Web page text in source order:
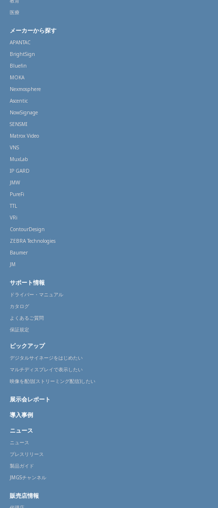
医療
メーカーから探す
APANTAC
BrightSign
Bluefin
MOKA
Nexmosphere
Ascentic
NowSignage
SENSMI
Matrox Video
VNS
MuxLab
IP GARD
JMW
PureFi
TTL
VRi
ContourDesign
ZEBRA Technologies
Baumer
JM
サポート情報
ドライバー・マニュアル
カタログ
よくあるご質問
保証規定
ピックアップ
デジタルサイネージをはじめたい
マルチディスプレイで表示したい
映像を配信(ストリーミング配信)したい
展示会レポート
導入事例
ニュース
ニュース
プレスリリース
製品ガイド
JMGSチャンネル
販売店情報